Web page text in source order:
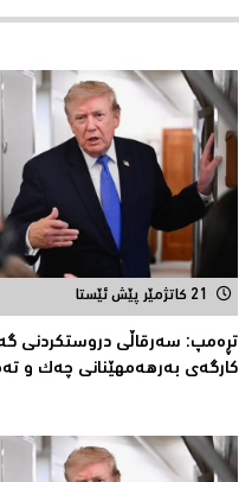
21 کاتژمێر پێش ئێستا
تڕەمپ: سەرقاڵى دروستکردنی
کارگەى بەرهەمهێنانى چەک و